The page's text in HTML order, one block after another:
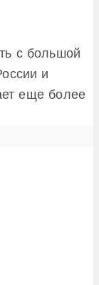
с большой
и
еще более